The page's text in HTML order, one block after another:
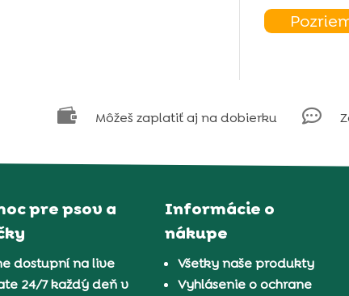
 Môžeš zaplatiť aj na dobierku 
pre psov a
dostupní na live
24/7 každý deň v
Informácie o
nákupe
Všetky naše produkty
Vyhlásenie o ochrane